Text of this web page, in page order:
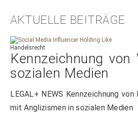
AKTUELLE BEITRÄGE
Handelsrecht
Kennzeichnung von
sozialen Medien
LEGAL+ NEWS Kennzeichnung
mit Anglizismen in sozialen Medien